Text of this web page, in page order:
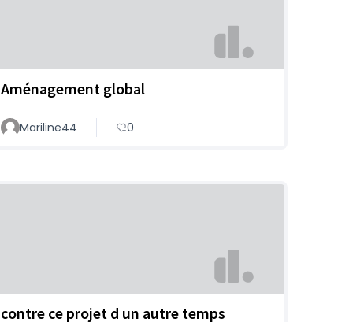
Aménagement global
Mariline44 0
contre ce projet d un autre temps